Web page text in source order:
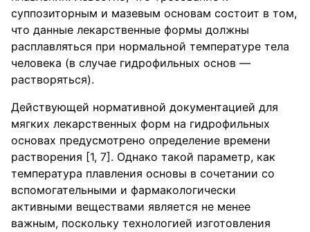
суппозиторным и мазевым основам состоит в том,
что данные лекарственные формы должны
расплавляться при нормальной температуре тела
человека (в случае гидрофильных основ —
растворяться).
Действующей нормативной документацией для
мягких лекарственных форм на гидрофильных
основах предусмотрено определение времени
растворения [1, 7]. Однако такой параметр, как
температура плавления основы в сочетании со
вспомогательными и фармакологически
активными веществами является не менее
важным, поскольку технологией изготовления